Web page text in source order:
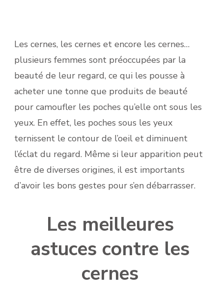
Les cernes, les cernes et encore les cernes…
plusieurs femmes sont préoccupées par la
beauté de leur regard, ce qui les pousse à
acheter une tonne que produits de beauté
pour camoufler les poches qu’elle ont sous les
yeux. En effet, les poches sous les yeux
ternissent le contour de l’oeil et diminuent
l’éclat du regard. Même si leur apparition peut
être de diverses origines, il est importants
d’avoir les bons gestes pour s’en débarrasser.
Les meilleures
astuces contre les
cernes